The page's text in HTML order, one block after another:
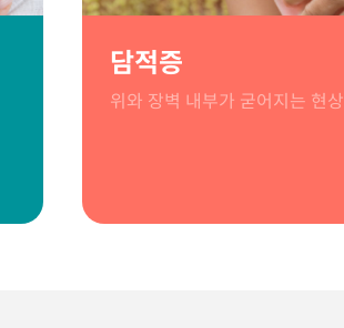
담적증
위와 장벽 내부가 굳어지는 현상